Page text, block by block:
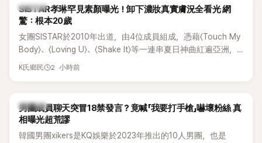
K-POP
SISTAR孝琳罕見素顏曝光！卸下濃妝真實膚況全看光 網
驚：根本20歲
女團SISTAR於2010年出道，由4位成員組成，憑藉〈Touch My
Body〉、〈Loving U〉、〈Shake It〉等一連串夏日神曲紅遍亞洲，
獲封「夏日女王」。不過，團體在出道滿7年後宣布解散，成員各
不僅展現兩人多年不變的好交情，她幾乎素顏入鏡的真實模
樣，也意外掀起網友熱議。
K氏鄉民 2 小時前
K-POP
男團成員聊天突冒18禁發言？竟喊「我要打手槍」嚇壞粉絲 真
相曝光超荒謬
韓國男團xikers是KQ娛樂於2023年推出的10人男團，也是